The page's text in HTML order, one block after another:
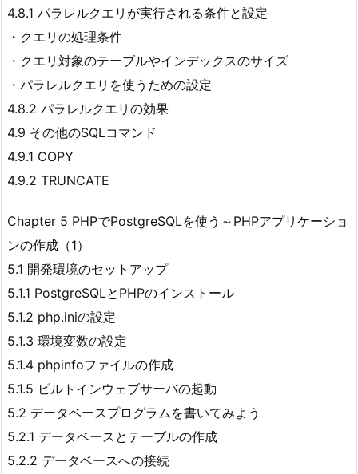
4.8.1 パラレルクエリが実行される条件と設定
・クエリの処理条件
・クエリ対象のテーブルやインデックスのサイズ
・パラレルクエリを使うための設定
4.8.2 パラレルクエリの効果
4.9 その他のSQLコマンド
4.9.1 COPY
4.9.2 TRUNCATE
Chapter 5 PHPでPostgreSQLを使う～PHPアプリケーショ
ンの作成（1）
5.1 開発環境のセットアップ
5.1.1 PostgreSQLとPHPのインストール
5.1.2 php.iniの設定
5.1.3 環境変数の設定
5.1.4 phpinfoファイルの作成
5.1.5 ビルトインウェブサーバの起動
5.2 データベースプログラムを書いてみよう
5.2.1 データベースとテーブルの作成
5.2.2 データベースへの接続